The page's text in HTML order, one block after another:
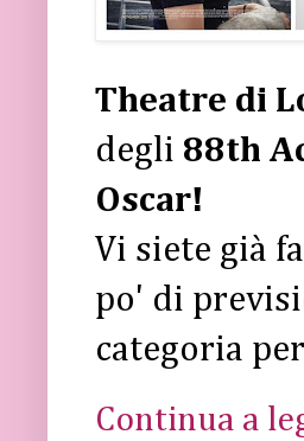
Theatre di
degli 88th
Oscar!
Vi siete già
po' di
categoria
Continua a